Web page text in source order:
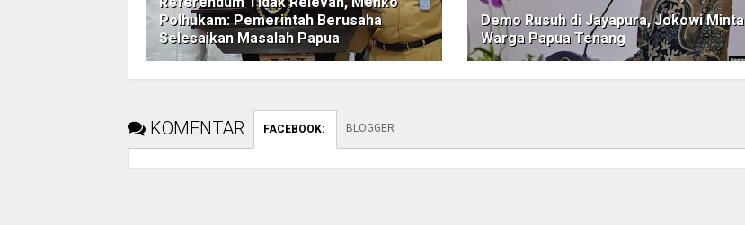
Polhukam: Pemerintah Berusaha
Selesaikan Masalah Papua
Demo Rusuh di Jayapura, Jokowi Minta
Warga Papua Tenang
KOMENTAR FACEBOOK: BLOGGER